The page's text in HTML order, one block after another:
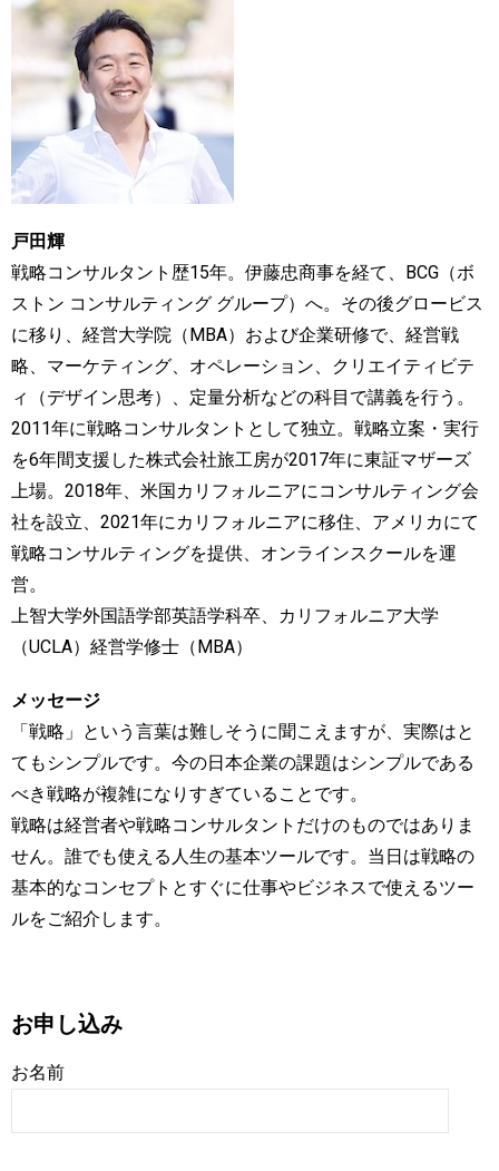
戸田輝
戦略コンサルタント歴15年。伊藤忠商事を経て、BCG（ボ
ストン コンサルティング グループ）へ。その後グロービス
に移り、経営大学院（MBA）および企業研修で、経営戦
略、マーケティング、オペレーション、クリエイティビテ
ィ（デザイン思考）、定量分析などの科目で講義を行う。
2011年に戦略コンサルタントとして独立。戦略立案・実行
を6年間支援した株式会社旅工房が2017年に東証マザーズ
上場。2018年、米国カリフォルニアにコンサルティング会
社を設立、2021年にカリフォルニアに移住、アメリカにて
戦略コンサルティングを提供、オンラインスクールを運
営。
上智大学外国語学部英語学科卒、カリフォルニア大学
（UCLA）経営学修士（MBA）
メッセージ
「戦略」という言葉は難しそうに聞こえますが、実際はと
てもシンプルです。今の日本企業の課題はシンプルである
べき戦略が複雑になりすぎていることです。
戦略は経営者や戦略コンサルタントだけのものではありま
せん。誰でも使える人生の基本ツールです。当日は戦略の
基本的なコンセプトとすぐに仕事やビジネスで使えるツー
ルをご紹介します。
お申し込み
お名前